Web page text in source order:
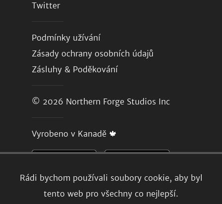
Rádi bychom používali soubory cookie, aby byl
tento web pro všechny co nejlepší.
Twitter
Podmínky užívání
Zásady ochrany osobních údajů
Zásluhy & Poděkování
© 2026 Northern Forge Studios Inc
Vyrobeno v Kanadě 🍁